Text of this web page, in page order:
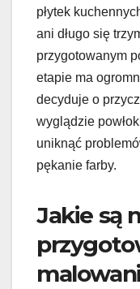
płytek
ani długo się
przygotowanym
etapie ma
decyduje o
wyglądzie
uniknąć
pękanie farby.
Jakie są